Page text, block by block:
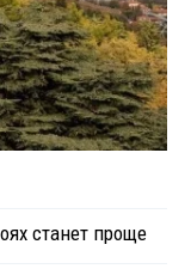
станет проще